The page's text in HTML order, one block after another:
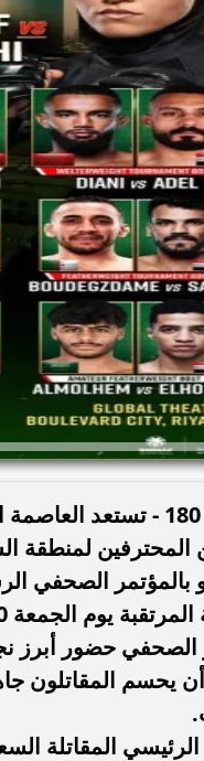
الرياض – كورة 180 -
9 يوليو بالمؤتمر
10 يوليو على المسرح العالمي في بوليفارد سيتي.
حضور أبرز
أن يحسم المقاتلون
المقاتلة
الفني
انغام